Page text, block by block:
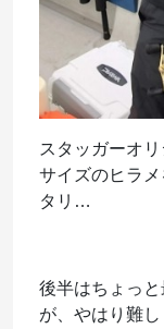
スタッガーオ
サイズのヒラ
タリ…
後半はちょっ
が、やはり難